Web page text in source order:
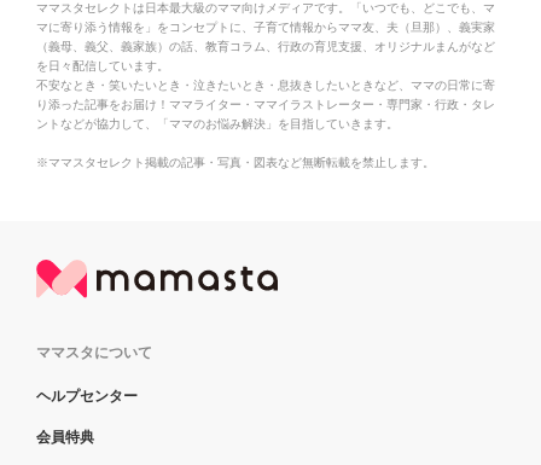
ママスタセレクトは日本最大級のママ向けメディアです。「いつでも、どこでも、マ
マに寄り添う情報を」をコンセプトに、子育て情報からママ友、夫（旦那）、義実家
（義母、義父、義家族）の話、教育コラム、行政の育児支援、オリジナルまんがなど
を日々配信しています。
不安なとき・笑いたいとき・泣きたいとき・息抜きしたいときなど、ママの日常に寄
り添った記事をお届け！ママライター・ママイラストレーター・専門家・行政・タレ
ントなどが協力して、「ママのお悩み解決」を目指していきます。
※ママスタセレクト掲載の記事・写真・図表など無断転載を禁止します。
ママスタについて
ヘルプセンター
会員特典